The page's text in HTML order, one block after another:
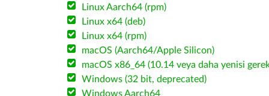
Linux Aarch64 (rpm)
Linux x64 (deb)
Linux x64 (rpm)
macOS (Aarch64/Apple Silicon)
macOS x86_64 (10.14 veya daha yenisi
Windows (32 bit, deprecated)
Windows Aarch64